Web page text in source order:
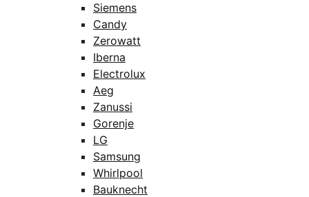
Siemens
Candy
Zerowatt
Iberna
Electrolux
Aeg
Zanussi
Gorenje
LG
Samsung
Whirlpool
Bauknecht